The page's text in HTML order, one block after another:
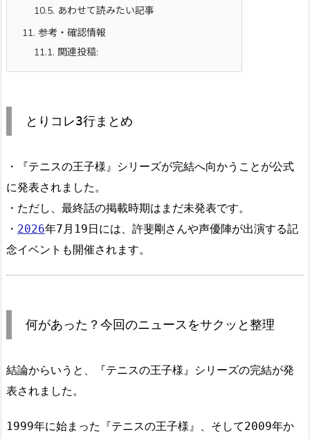
10.5. あわせて読みたい記事
11. 参考・確認情報
11.1. 関連投稿:
とりコレ3行まとめ
・『テニスの王子様』シリーズが完結へ向かうことが公式
に発表されました。
・ただし、最終話の掲載時期はまだ未発表です。
・ 2026年7月19日には、許斐剛さんや声優陣が出演する記
念イベントも開催されます。
何があった？今回のニュースをサクッと整理
結論からいうと、『テニスの王子様』シリーズの完結が発
表されました。
1999年に始まった『テニスの王子様』、そして2009年か